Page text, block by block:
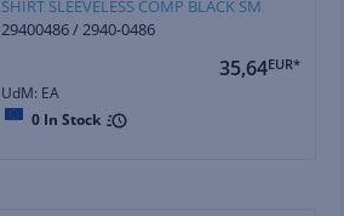
SHIRT SLEEVELESS COMP BLACK SM
29400486 / 2940-0486
35,64EUR*
UdM: EA
0 In Stock